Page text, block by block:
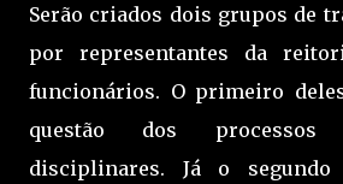
Serão criados dois grupos de
por representantes da
funcionários. O primeiro
questão dos processos
disciplinares. Já o